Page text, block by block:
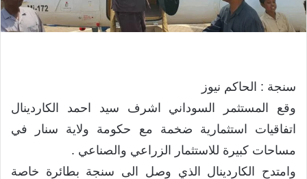
سنجة : الحاكم نيوز
وقع المستثمر السوداني اشرف سيد احمد الكاردينال
اتفاقيات استثمارية ضخمة مع حكومة ولاية سنار في
مساحات كبيرة للاستثمار الزراعي والصناعي .
وامتدح الكاردينال الذي وصل الى سنجة بطائرة خاصة